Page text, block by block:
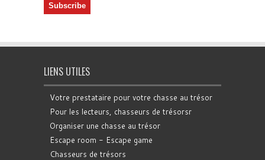
LIENS UTILES
Votre prestataire pour votre chasse au trésor
Pour les lecteurs, chasseurs de trésorsr
Organiser une chasse au trésor
Escape room - Escape game
Chasseurs de trésors